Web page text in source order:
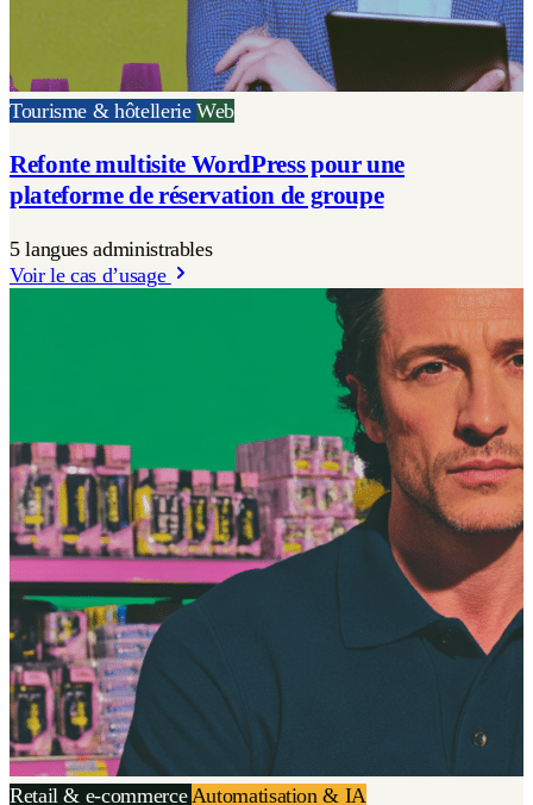
Tourisme & hôtellerieWeb
Refonte multisite WordPress pour une
plateforme de réservation de groupe
5 langues administrables
Voir le cas d’usage
Retail & e-commerceAutomatisation & IA